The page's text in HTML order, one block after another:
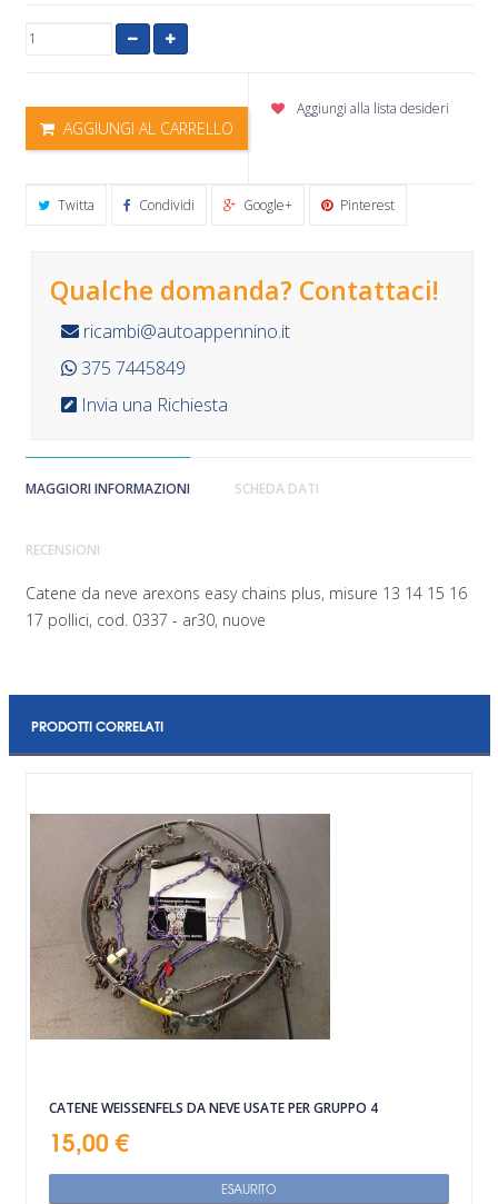
AGGIUNGI AL CARRELLO
Aggiungi alla lista desideri
Twitta Condividi Google+ Pinterest
Qualche domanda? Contattaci!
ricambi@autoappennino.it
375 7445849
Invia una Richiesta
MAGGIORI INFORMAZIONI SCHEDA DATI
RECENSIONI
Catene da neve arexons easy chains plus, misure 13 14 15 16
17 pollici, cod. 0337 - ar30, nuove
PRODOTTI CORRELATI
CATENE WEISSENFELS DA NEVE USATE PER GRUPPO 4
15,00 €
ESAURITO